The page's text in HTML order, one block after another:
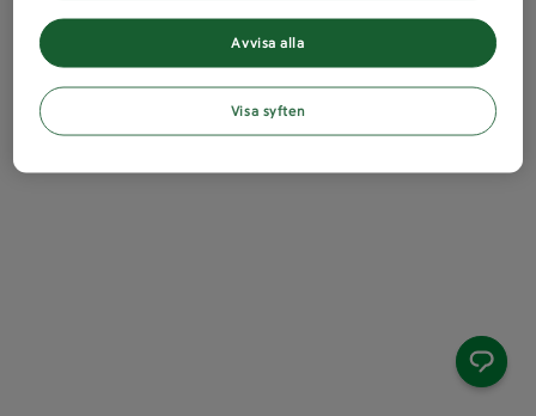
Avvisa alla
Visa syften